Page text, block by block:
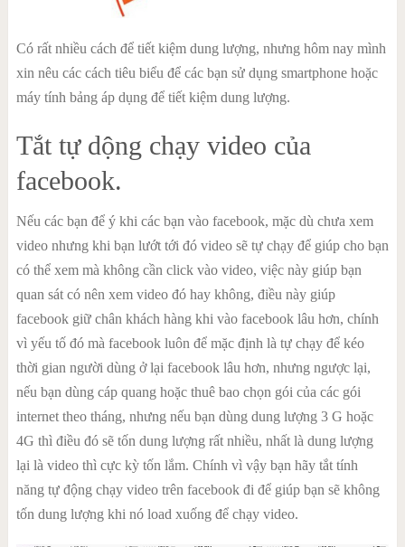
Có rất nhiều cách để tiết kiệm dung lượng, nhưng hôm nay mình
xin nêu các cách tiêu biểu để các bạn sử dụng smartphone hoặc
máy tính bảng áp dụng để tiết kiệm dung lượng.
Tắt tự dộng chạy video của
facebook.
Nếu các bạn để ý khi các bạn vào facebook, mặc dù chưa xem
video nhưng khi bạn lướt tới đó video sẽ tự chạy để giúp cho bạn
có thể xem mà không cần click vào video, việc này giúp bạn
quan sát có nên xem video đó hay không, điều này giúp
facebook giữ chân khách hàng khi vào facebook lâu hơn, chính
vì yếu tố đó mà facebook luôn để mặc định là tự chạy để kéo
thời gian người dùng ở lại facebook lâu hơn, nhưng ngược lại,
nếu bạn dùng cáp quang hoặc thuê bao chọn gói của các gói
internet theo tháng, nhưng nếu bạn dùng dung lượng 3 G hoặc
4G thì điều đó sẽ tốn dung lượng rất nhiều, nhất là dung lượng
lại là video thì cực kỳ tốn lắm. Chính vì vậy bạn hãy tắt tính
năng tự động chạy video trên facebook đi để giúp bạn sẽ không
tốn dung lượng khi nó load xuống để chạy video.